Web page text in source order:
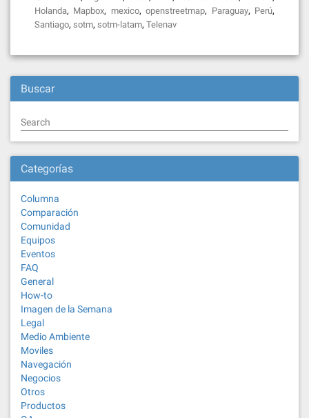
Holanda, Mapbox, mexico,openstreetmap, Paraguay, Perú,
Santiago, sotm, sotm-latam, Telenav
Buscar
Search
Categorías
Columna
Comparación
Comunidad
Equipos
Eventos
FAQ
General
How-to
Imagen de la Semana
Legal
Medio Ambiente
Moviles
Navegación
Negocios
Otros
Productos